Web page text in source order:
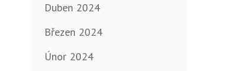
Duben 2024
Březen 2024
Únor 2024